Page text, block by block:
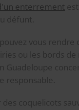
enterrement
défunt.
vous rendre
ou les bords
Guadeloupe
responsable.
des coquelicots